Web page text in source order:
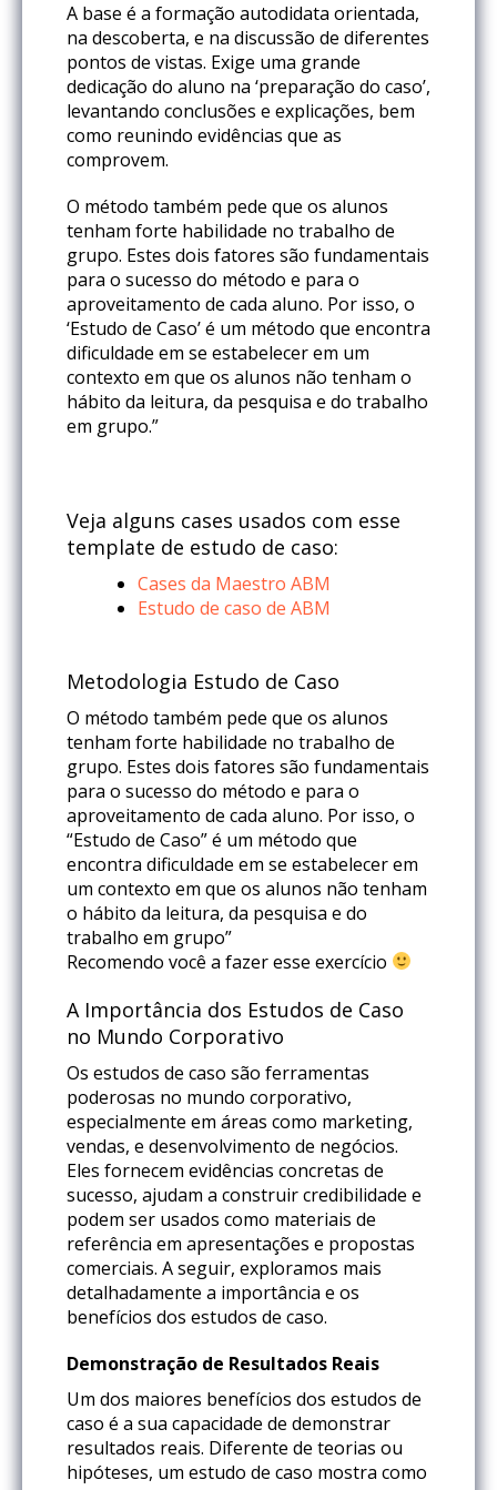
A base é a formação autodidata orientada,
na descoberta, e na discussão de diferentes
pontos de vistas. Exige uma grande
dedicação do aluno na ‘preparação do caso’,
levantando conclusões e explicações, bem
como reunindo evidências que as
comprovem.
O método também pede que os alunos
tenham forte habilidade no trabalho de
grupo. Estes dois fatores são fundamentais
para o sucesso do método e para o
aproveitamento de cada aluno. Por isso, o
‘Estudo de Caso’ é um método que encontra
dificuldade em se estabelecer em um
contexto em que os alunos não tenham o
hábito da leitura, da pesquisa e do trabalho
em grupo.”
Veja alguns cases usados com esse
template de estudo de caso:
Cases da Maestro ABM
Estudo de caso de ABM
Metodologia Estudo de Caso
O método também pede que os alunos
tenham forte habilidade no trabalho de
grupo. Estes dois fatores são fundamentais
para o sucesso do método e para o
aproveitamento de cada aluno. Por isso, o
“Estudo de Caso” é um método que
encontra dificuldade em se estabelecer em
um contexto em que os alunos não tenham
o hábito da leitura, da pesquisa e do
trabalho em grupo”
Recomendo você a fazer esse exercício
A Importância dos Estudos de Caso
no Mundo Corporativo
Os estudos de caso são ferramentas
poderosas no mundo corporativo,
especialmente em áreas como marketing,
vendas, e desenvolvimento de negócios.
Eles fornecem evidências concretas de
sucesso, ajudam a construir credibilidade e
podem ser usados como materiais de
referência em apresentações e propostas
comerciais. A seguir, exploramos mais
detalhadamente a importância e os
benefícios dos estudos de caso.
Demonstração de Resultados Reais
Um dos maiores benefícios dos estudos de
caso é a sua capacidade de demonstrar
resultados reais. Diferente de teorias ou
hipóteses, um estudo de caso mostra como